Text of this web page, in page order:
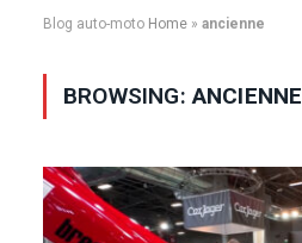
Blog auto-moto Home » ancienne
BROWSING:ANCIENNE